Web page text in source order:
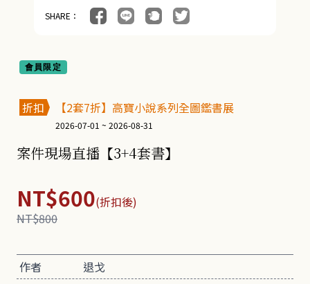
SHARE：
會員限定
折扣 【2套7折】高寶小說系列全圖鑑書展
2026-07-01 ~ 2026-08-31
案件現場直播【3+4套書】
NT$600(折扣後)
NT$800
作者
退戈